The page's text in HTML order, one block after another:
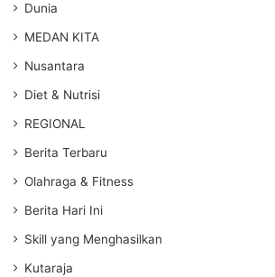
Dunia
MEDAN KITA
Nusantara
Diet & Nutrisi
REGIONAL
Berita Terbaru
Olahraga & Fitness
Berita Hari Ini
Skill yang Menghasilkan
Kutaraja